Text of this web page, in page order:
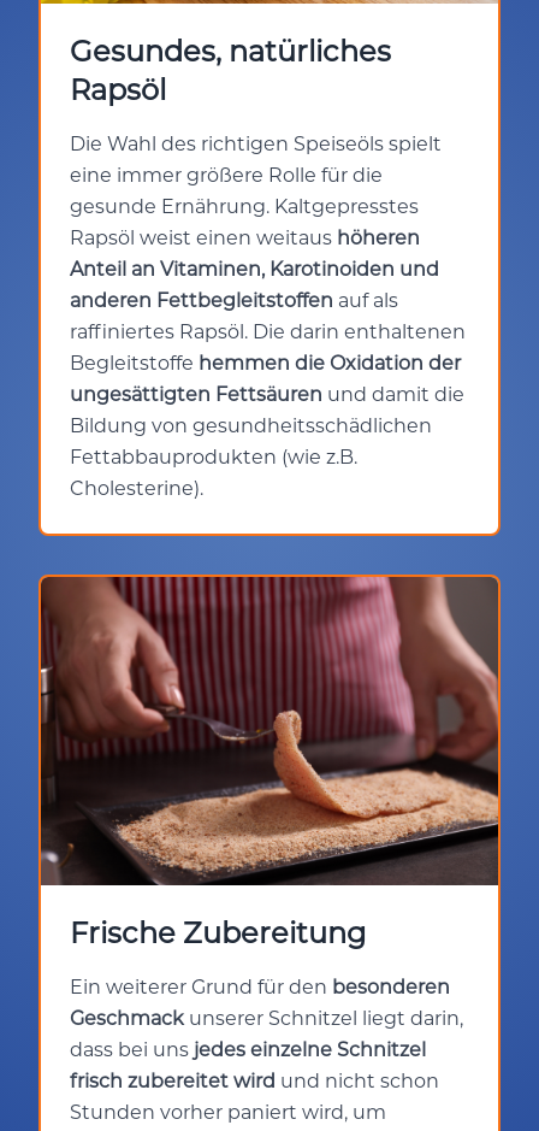
Gesundes, natürliches
Rapsöl
Die Wahl des richtigen Speiseöls spielt
eine immer größere Rolle für die
gesunde Ernährung. Kaltgepresstes
Rapsöl weist einen weitaus höheren
Anteil an Vitaminen, Karotinoiden und
anderen Fettbegleitstoffen auf als
raffiniertes Rapsöl. Die darin enthaltenen
Begleitstoffe hemmen die Oxidation der
ungesättigten Fettsäuren und damit die
Bildung von gesundheitsschädlichen
Fettabbauprodukten (wie z.B.
Cholesterine).
Frische Zubereitung
Ein weiterer Grund für den besonderen
Geschmackunserer Schnitzel liegt darin,
dass bei uns jedes einzelne Schnitzel
frisch zubereitet wird und nicht schon
Stunden vorher paniert wird, um